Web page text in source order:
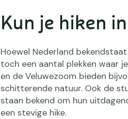
Kun je hiken
Hoewel Nederland
toch een aantal plekken waar
en de Veluwezoom bieden
schitterende natuur. Ook de
staan bekend om hun
een stevige hike.